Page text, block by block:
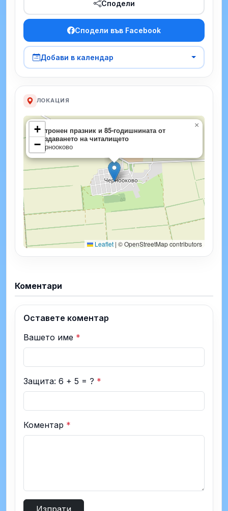
Сподели
Сподели във Facebook
Добави в календар
ЛОКАЦИЯ
Патронен празник и 85-годишнината от
създаването на читалището
Чернооково
×
+
−
Leaflet | © OpenStreetMap contributors
Коментари
Оставете коментар
Вашето име *
Защита: 6 + 5 = ? *
Коментар *